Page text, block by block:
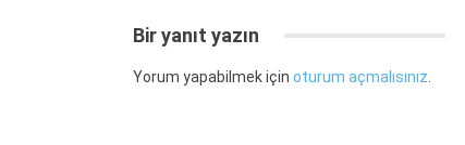
Bir yanıt yazın
Yorum yapabilmek için oturum açmalısınız